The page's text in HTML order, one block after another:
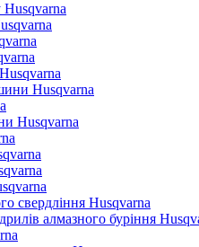
Husqvarna
Husqvarna
Husqvarna
свердління Husqvarna
алмазного буріння